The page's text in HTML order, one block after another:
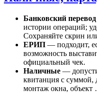
Банковский
истории операций;
Сохраняйте скрин
ЕРИП — подходит,
возможность
официальный чек.
Наличные —
квитанция с суммой,
монтаж окна, объект